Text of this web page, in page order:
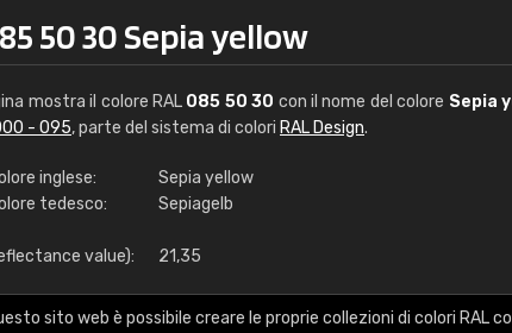
50 30 Sepia yellow
mostra il colore RAL 085 50 30 con il nome del colore Sepia
- 095, parte del sistema di colori RAL Design.
inglese:
Sepia yellow
tedesco:
Sepiagelb
value): 21,35
sito web è possibile creare le proprie collezioni di colori RAL